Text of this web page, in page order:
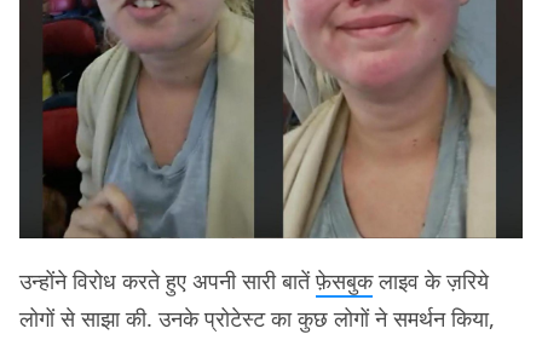
उन्होंने विरोध करते हुए अपनी सारी बातेंफ़ेसबुकलाइव के ज़रिये
लोगों से साझा की. उनके प्रोटेस्ट का कुछ लोगों ने समर्थन किया,